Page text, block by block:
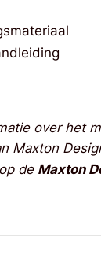
over het
Maxton
de Maxton